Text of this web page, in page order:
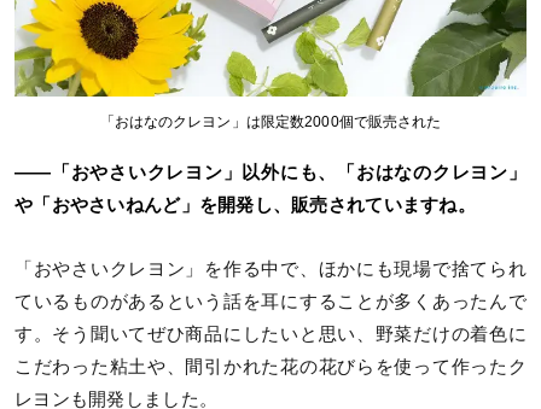
「おはなのクレヨン」は限定数2000個で販売された
――「おやさいクレヨン」以外にも、「おはなのクレヨン」
や「おやさいねんど」を開発し、販売されていますね。
「おやさいクレヨン」を作る中で、ほかにも現場で捨てられ
ているものがあるという話を耳にすることが多くあったんで
す。そう聞いてぜひ商品にしたいと思い、野菜だけの着色に
こだわった粘土や、間引かれた花の花びらを使って作ったク
レヨンも開発しました。